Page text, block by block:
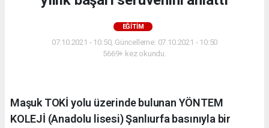
EĞITIM
07.10.2021 - 10:50, Güncelleme: 07.10.2021 - 10:50
5669+ kez okundu.
Maşuk TOKİ yolu üzerinde bulunan YÖNTEM
KOLEJİ (Anadolu lisesi) Şanlıurfa basınıyla bir